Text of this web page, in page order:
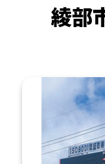
綾部